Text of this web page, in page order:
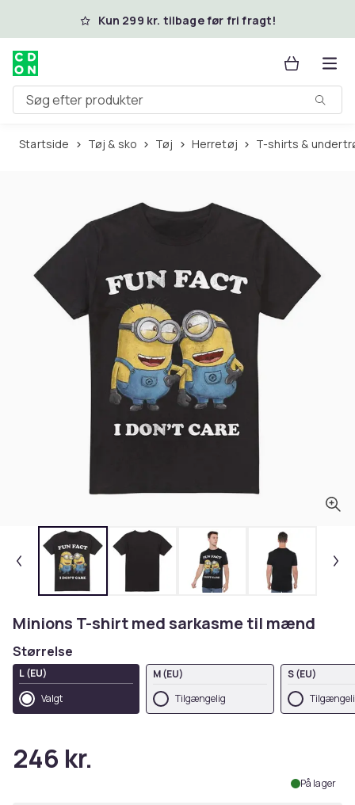
Spring til hovedindhold
Kun 299 kr. tilbage før fri fragt!
Søg efter produkter
Startside Tøj & sko Tøj Herretøj T-shirts &
Minions T-shirt med sarkasme til mænd
Størrelse
L (EU)
Valgt
M (EU)
Tilgængelig
S (EU)
246 kr.
På lager